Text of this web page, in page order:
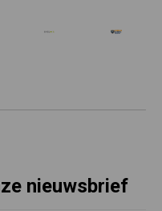
nieuwsbrief